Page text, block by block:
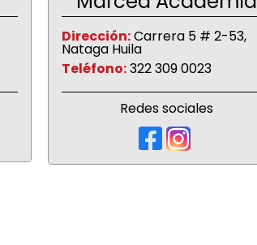
Dirección:Carrera 5 # 2-53,
Nataga Huila
Teléfono:322 309 0023
Redes sociales